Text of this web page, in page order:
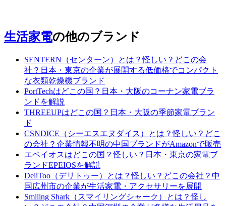
生活家電の他のブランド
SENTERN（センターン）とは？怪しい？どこの会
社？日本・東京の企業が展開する低価格でコンパクト
な衣類乾燥機ブランド
PortTechはどこの国？日本・大阪のコーナン家電ブラ
ンドを解説
THREEUPはどこの国？日本・大阪の季節家電ブラン
ド
CSNDICE（シーエスエヌダイス）とは？怪しい？どこ
の会社？企業情報不明の中国ブランドがAmazonで販売
エペイオスはどこの国？怪しい？日本・東京の家電ブ
ランドEPEIOSを解説
DeliToo（デリトゥー）とは？怪しい？どこの会社？中
国広州市の企業が生活家電・アクセサリーを展開
Smiling Shark（スマイリングシャーク）とは？怪し